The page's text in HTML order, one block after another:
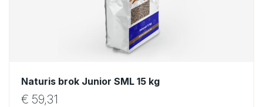
Naturis brok Junior SML 15 kg
€ 59,31